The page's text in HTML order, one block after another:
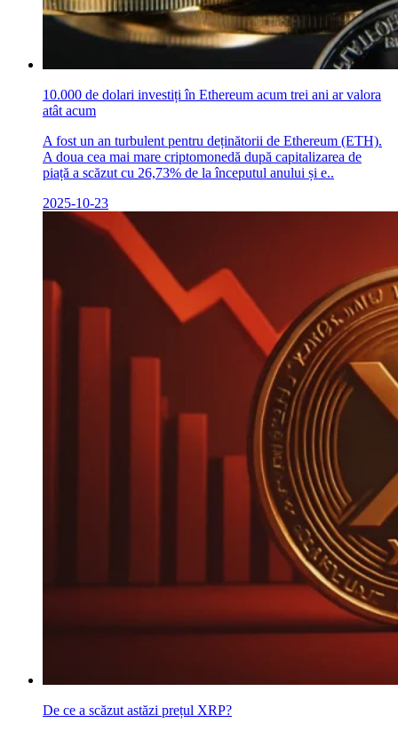
10.000 de dolari investiți în Ethereum acum trei ani ar valora
atât acum
A fost un an turbulent pentru deținătorii de Ethereum (ETH).
A doua cea mai mare criptomonedă după capitalizarea de
piață a scăzut cu 26,73% de la începutul anului și e..
2025-10-23
De ce a scăzut astăzi prețul XRP?